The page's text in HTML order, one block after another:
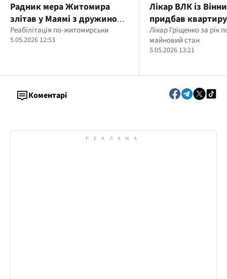
Радник мера Житомира
злітав у Маямі з дружиною
бюджетним коштом — і
назвав це реабілітацією
Реабілітація по-житомирськи
5.05.2026 12:53
Лікар ВЛК із
придбав
авто
Лікар Гріщенко за рік
майновий стан
5.05.2026 13:21
Коментарі